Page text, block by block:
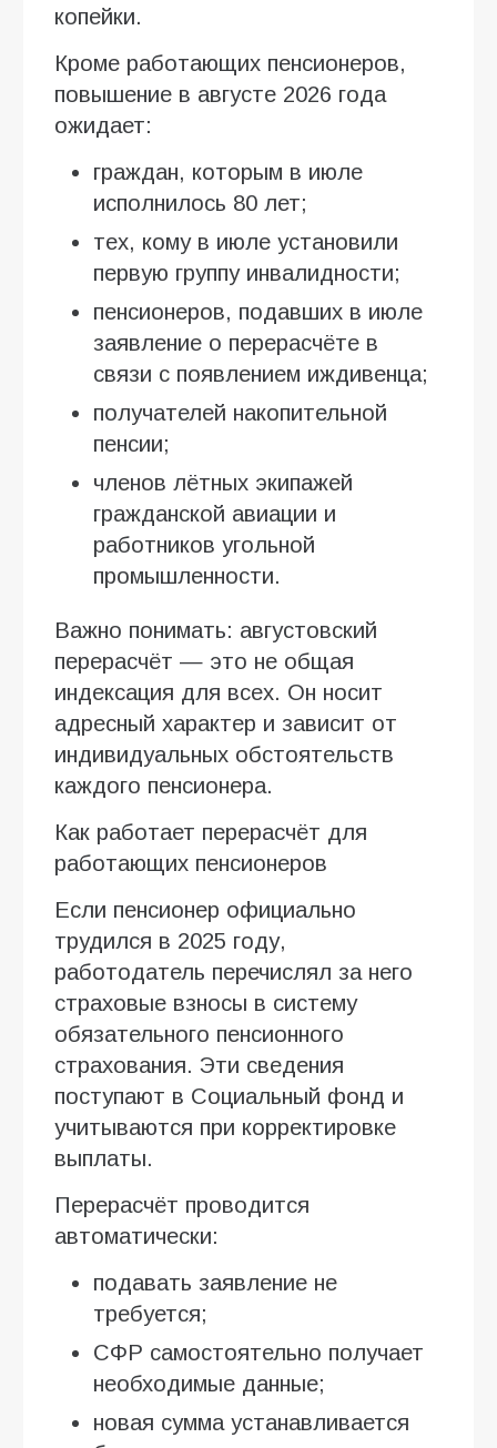
копейки.
Кроме работающих пенсионеров,
повышение в августе 2026 года
ожидает:
граждан, которым в июле
исполнилось 80 лет;
тех, кому в июле установили
первую группу инвалидности;
пенсионеров, подавших в июле
заявление о перерасчёте в
связи с появлением иждивенца;
получателей накопительной
пенсии;
членов лётных экипажей
гражданской авиации и
работников угольной
промышленности.
Важно понимать: августовский
перерасчёт — это не общая
индексация для всех. Он носит
адресный характер и зависит от
индивидуальных обстоятельств
каждого пенсионера.
Как работает перерасчёт для
работающих пенсионеров
Если пенсионер официально
трудился в 2025 году,
работодатель перечислял за него
страховые взносы в систему
обязательного пенсионного
страхования. Эти сведения
поступают в Социальный фонд и
учитываются при корректировке
выплаты.
Перерасчёт проводится
автоматически:
подавать заявление не
требуется;
СФР самостоятельно получает
необходимые данные;
новая сумма устанавливается